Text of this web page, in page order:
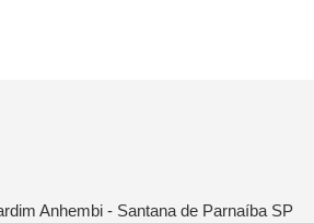
Anhembi - Santana de Parnaíba SP